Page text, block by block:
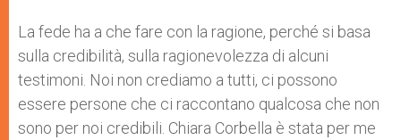
La fede ha a che fare con la ragione, perché si basa
sulla credibilità, sulla ragionevolezza di alcuni
testimoni. Noi non crediamo a tutti, ci possono
essere persone che ci raccontano qualcosa che non
sono per noi credibili. Chiara Corbella è stata per me